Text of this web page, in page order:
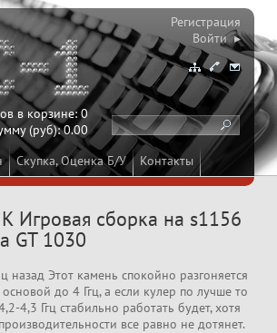
Скупка, Оценка Б/У Контакты
в корзине:0
(руб):0.00
Регистрация
Войти ▸
Игровая сборка на s1156
GT 1030
назад Этот камень спокойно разгоняется
до 4 Ггц, а если кулер по лучше то
4,3 Ггц стабильно работать будет, хотя
все равно не дотянет.